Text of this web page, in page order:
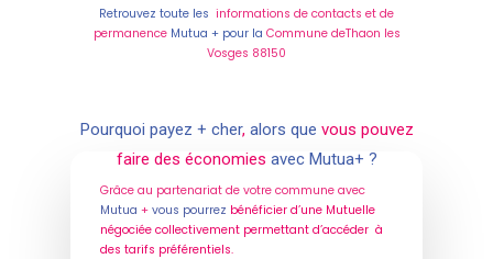
Retrouvez toute les informations de contacts et de
permanence Mutua + pour la Commune deThaon les
Vosges 88150
Pourquoi payez + cher,alors que vous pouvez
faire des économies avec Mutua+ ?
Grâce au partenariat de votre commune avec
Mutua + vous pourrez bénéficier d’une Mutuelle
négociée collectivement permettant d’accéder à
des tarifs préférentiels.